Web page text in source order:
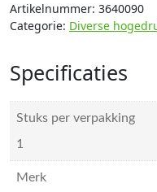
Artikelnummer: 3640090
Categorie: Diverse
Specificaties
Stuks per verpakking
1
Merk